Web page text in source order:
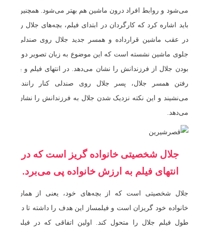
می‌شود و روابط افراد درون ماشین هم بهتر می‌شود. همچنین
باید اشاره کرد که کارگردان در ابتدای فیلم، بچه‌های جلال را
در عقب ماشین قرارداده و همسر جدید جلال روی صندلی
جلوی ماشین نشسته است که این موضوع به زبان تصویر دور
بودن جلال از فرزندانش را نشان می‌دهد. در انتهای فیلم و با
رفتن همسر جلال‌، پسر جلال روی صندلی کنار راننده
می‌نشیند و این نکته نزدیک شدن جلال به فرزندانش را نشان
می‌دهد.
جلال شخصیتی خانواده گریز است که در
انتهای فیلم به ارزش خانواده پی می‌برد.
جلال شخصیتی است که از بچه‌های خود، یعنی از همان
خانواده خود گریزان است و فیلمساز این هدف را داشته تا در
طول فیلم جلال را متحول کند. اولین اتفاقی که در فیلم